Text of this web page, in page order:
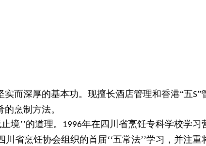
而深厚的基本功。现擅长酒店管理和香港“五S”
烹制方法。
境’’的道理。 1996年在四川省烹饪专科学校学习
川省烹饪协会组织的首届‘‘五常法’’学习，并注重